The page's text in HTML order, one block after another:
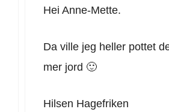
Hei Anne-Mette.
Da ville jeg heller pottet
mer jord 🙂
Hilsen Hagefriken